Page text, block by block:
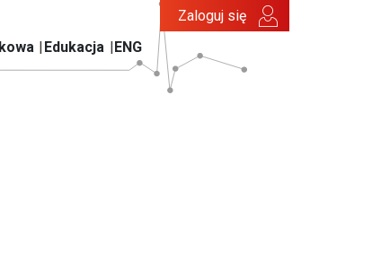
Edukacja ENG
Zaloguj się